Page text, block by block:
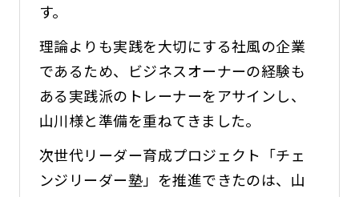
す。
理論よりも実践を大切にする社風の企業
であるため、ビジネスオーナーの経験も
ある実践派のトレーナーをアサインし、
山川様と準備を重ねてきました。
次世代リーダー育成プロジェクト「チェ
ンジリーダー塾」を推進できたのは、山